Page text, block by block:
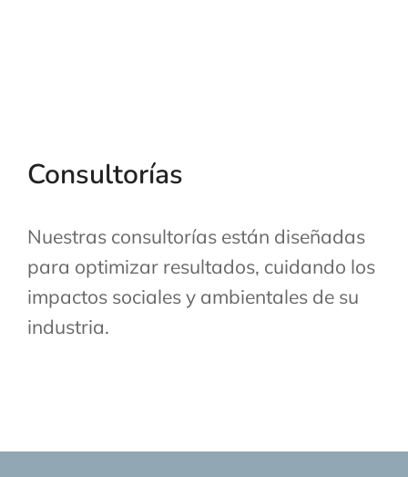
Consultorías
Nuestras consultorías están diseñadas
para optimizar resultados, cuidando los
impactos sociales y ambientales de su
industria.